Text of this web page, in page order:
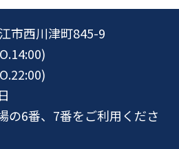
市西川津町845-9
の6番、7番をご利用くださ